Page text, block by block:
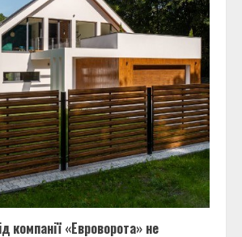
компанії «Евроворота» не